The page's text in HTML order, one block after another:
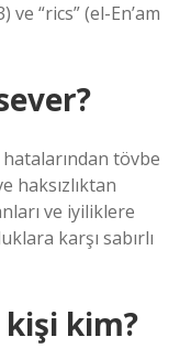
“rics” (el-En’am
tövbe
haksızlıktan
ve iyiliklere
karşı sabırlı
kişi kim?